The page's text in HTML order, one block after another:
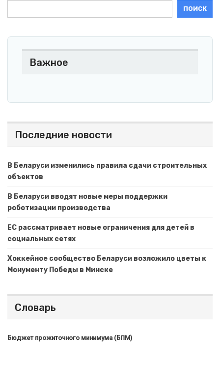
ПОИСК
Важное
Последние новости
В Беларуси изменились правила сдачи строительных
объектов
В Беларуси вводят новые меры поддержки
роботизации производства
ЕС рассматривает новые ограничения для детей в
социальных сетях
Хоккейное сообщество Беларуси возложило цветы к
Монументу Победы в Минске
Словарь
Бюджет прожиточного минимума (БПМ)